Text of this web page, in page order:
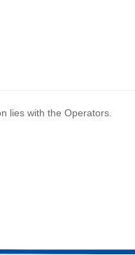
lies with the Operators.